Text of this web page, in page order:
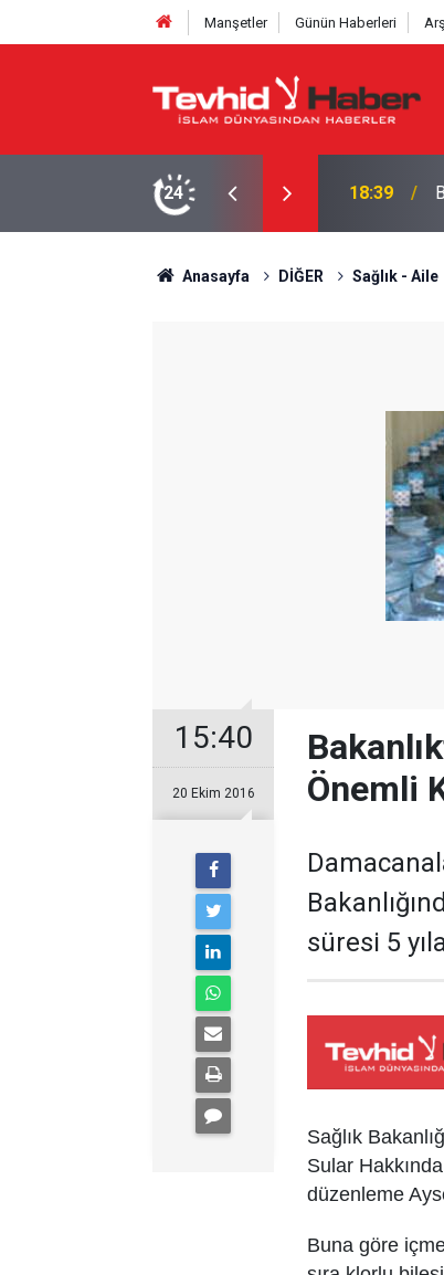
Manşetler Günün Haberleri
24
yeni bir marka ismi buldu! 18:29
Anasayfa DİĞER Sağlık - Aile
15:40
20 Ekim 2016
Önemli
süresi 5
Sağlık
Sular
düzenleme
Buna göre